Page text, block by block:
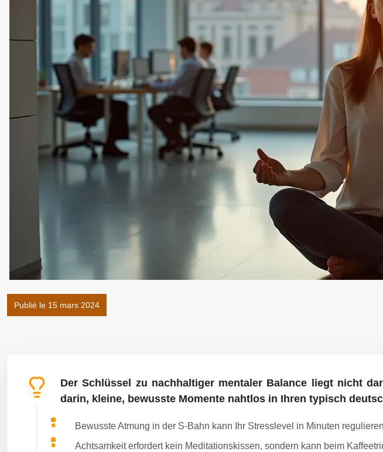
Publié le 15 mars 2024
Der Schlüssel zu nachhaltiger mentaler Balance liegt nicht
darin, kleine, bewusste Momente nahtlos in Ihren typisch
Bewusste Atmung in der S-Bahn kann Ihr Stresslevel in Minuten
Achtsamkeit erfordert kein Meditationskissen, sondern kann beim